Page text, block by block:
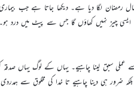
رمضان لگا دیا ہے۔ دیکھا جاتا ہے جب
چیز نہیں کھاؤں گا جس سے پیٹ میں درد
سبق لینا چاہیے۔ یہاں کے لوگ یہاں صدقہ
ضرور ہی دینا چاہیے تا خدا کی مخلوق سے